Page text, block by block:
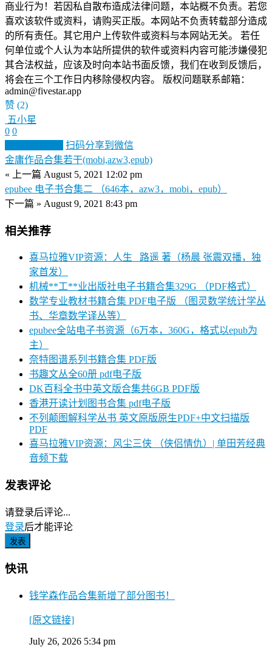
商业行为！若因私自散布造成法律问题，本站概不负责。若您
喜欢该软件或资料，请购买正版。本网站不负责转载部分造成
的所有责任。其它用户上传软件或资料与本网站无关。 若任
何单位或个人认为本站所提供的软件或资料内容可能涉嫌侵犯
其合法权益，应该及时向本站书面反馈，我们在收到反馈后，
将会在三个工作日内移除侵权内容。 版权问题联系邮箱：
admin@fivestar.app
赞 (2)
五小星
0 0
扫码分享到微信
金庸作品合集若干(mobi,azw3,epub)
« 上一篇 August 5, 2021 12:02 pm
epubee 电子书合集二 （646本，azw3，mobi，epub）
下一篇 » August 9, 2021 8:43 pm
相关推荐
喜马拉雅VIP资源：人生_ 路遥 著（杨晨 张震双播，独
家首发）
机械**工**业出版社电子书籍合集329G （PDF格式）
数学专业教材书籍合集 PDF电子版 （图灵数学统计学丛
书、华章数学译丛等）
epubee全站电子书资源（6万本，360G，格式以epub为
主）
奈特图谱系列书籍合集 PDF版
书趣文丛全60册 pdf电子版
DK百科全书中英文版合集共6GB PDF版
香港开读计划图书合集 pdf电子版
不列颠图解科学丛书 英文原版原生PDF+中文扫描版
PDF
喜马拉雅VIP资源：风尘三侠 （侠侣情仇）| 单田芳经典
音频下载
发表评论
请登录后评论...
登录后才能评论
快讯
钱学森作品合集新增了部分图书！
[原文链接]
July 26, 2026 5:34 pm